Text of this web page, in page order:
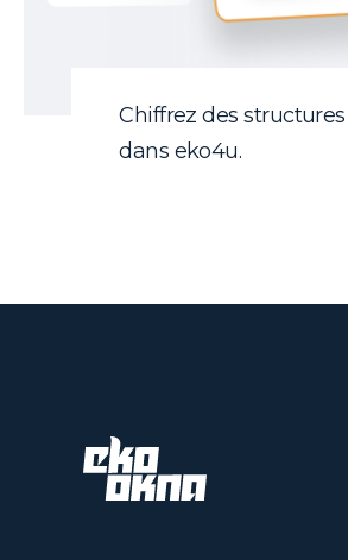
Chiffrez des
dans eko4u.